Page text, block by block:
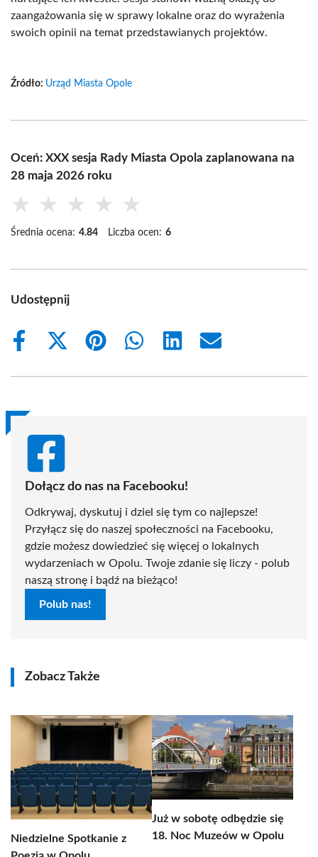
zaangażowania się w sprawy lokalne oraz do wyrażenia
swoich opinii na temat przedstawianych projektów.
Źródło: Urząd Miasta Opole
Oceń: XXX sesja Rady Miasta Opola zaplanowana na
28 maja 2026 roku
★ ★ ★ ★ ★
Średnia ocena: 4.84 Liczba ocen: 6
Udostępnij
Share
Share
(Twitter)
Share
Share
Share
Share
Dołącz do nas na Facebooku!
Odkrywaj, dyskutuj i dziel się tym co najlepsze!
Przyłącz się do naszej społeczności na Facebooku,
gdzie możesz dowiedzieć się więcej o lokalnych
wydarzeniach w Opolu. Twoje zdanie się liczy - polub
naszą stronę i bądź na bieżąco!
Polub nas!
Zobacz Także
Niedzielne Spotkanie z
Już w sobotę odbędzie się
18. Noc Muzeów w Opolu